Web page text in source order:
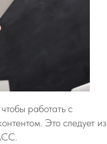
работать с
Это следует из